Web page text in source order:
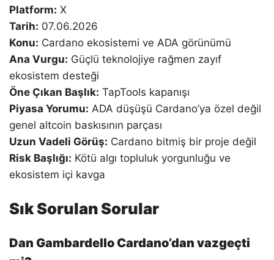
Platform: X
Tarih: 07.06.2026
Konu: Cardano ekosistemi ve ADA görünümü
Ana Vurgu: Güçlü teknolojiye rağmen zayıf
ekosistem desteği
Öne Çıkan Başlık: TapTools kapanışı
Piyasa Yorumu: ADA düşüşü Cardano’ya özel değil
genel altcoin baskısının parçası
Uzun Vadeli Görüş: Cardano bitmiş bir proje değil
Risk Başlığı: Kötü algı topluluk yorgunluğu ve
ekosistem içi kavga
Sık Sorulan Sorular
Dan Gambardello Cardano’dan vazgeçti